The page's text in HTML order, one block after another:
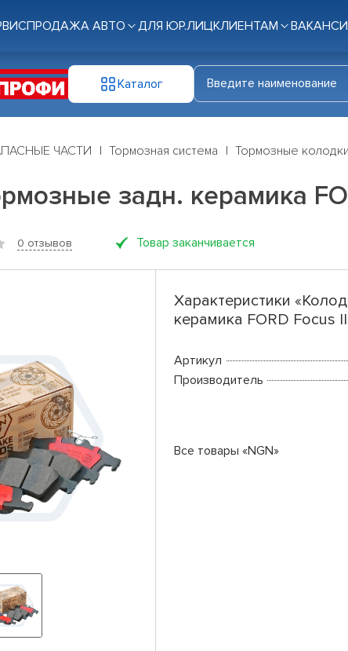
ПРОДАЖА АВТО ДЛЯ ЮР.ЛИЦКЛИЕНТАМ
Каталог
ЧАСТИ Тормозная система Тормозные колодки
задн. керамика
0 отзывов Товар заканчивается
Характеристики
керамика FORD Focus
Артикул
Производитель
Все товары «NGN»